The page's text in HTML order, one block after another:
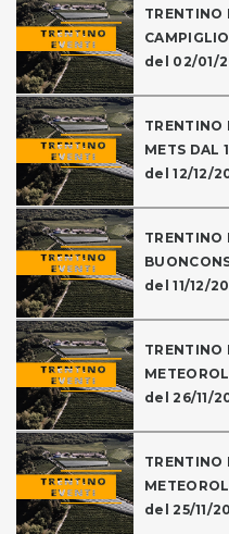
TRENTINO
del 02/01/
TRENTINO
METS DAL
del 12/12/
TRENTINO
del 11/12/
TRENTINO
del 26/11/
TRENTINO
del 25/11/